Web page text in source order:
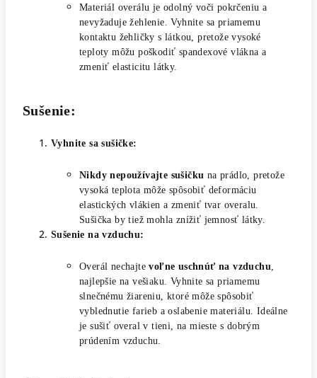
Materiál overálu je odolný voči pokrčeniu a
nevyžaduje žehlenie. Vyhnite sa priamemu
kontaktu žehličky s látkou, pretože vysoké
teploty môžu poškodiť spandexové vlákna a
zmeniť elasticitu látky.
Sušenie:
Vyhnite sa sušičke:
Nikdy nepoužívajte sušičku na prádlo, pretože
vysoká teplota môže spôsobiť deformáciu
elastických vlákien a zmeniť tvar overalu.
Sušička by tiež mohla znížiť jemnosť látky.
Sušenie na vzduchu:
Overál nechajtevoľne uschnúť na vzduchu
najlepšie na vešiaku. Vyhnite sa priamemu
slnečnému žiareniu, ktoré môže spôsobiť
vyblednutie farieb a oslabenie materiálu. Ideálne
je sušiť overal v tieni, na mieste s dobrým
prúdením vzduchu.